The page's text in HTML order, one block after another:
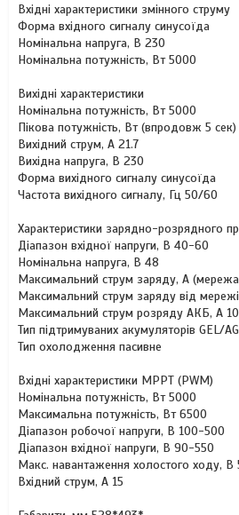
Вхідні характеристики змінного струму
Форма вхідного сигналу синусоїда
Номінальна напруга, В 230
Номінальна потужність, Вт 5000
Вихідні характеристики
Номінальна потужність, Вт 5000
Пікова потужність, Вт (впродовж 5 сек)
Вихідний струм, А 21.7
Вихідна напруга, В 230
Форма вихідного сигналу синусоїда
Частота вихідного сигналу, Гц 50/60
Характеристики зарядно-розрядного
Діапазон вхідної напруги, В 40-60
Номінальна напруга, В 48
Максимальний струм заряду, А
Максимальний струм заряду від
Максимальний струм розряду АКБ, А
Тип підтримуваних акумуляторів GEL/
Тип охолодження пасивне
Вхідні характеристики МРРТ (PWM)
Номінальна потужність, Вт 5000
Максимальна потужність, Вт 6500
Діапазон робочої напруги, В 100-500
Діапазон вхідної напруги, В 90-550
Макс. навантаження холостого ходу, В
Вхідний струм, А 15